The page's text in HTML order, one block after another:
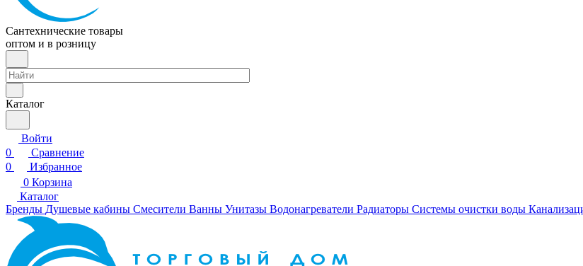
Сантехнические товары
оптом и в розницу
Каталог
Войти
0
Сравнение
0
Избранное
0 Корзина
Каталог
Бренды Душевые кабины Смесители Ванны Унитазы Водонагреватели Радиаторы Системы очистки воды